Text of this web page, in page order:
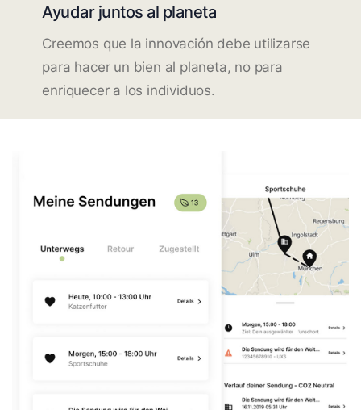
Ayudar juntos al planeta
Creemos que la innovación debe utilizarse
para hacer un bien al planeta, no para
enriquecer a los individuos.